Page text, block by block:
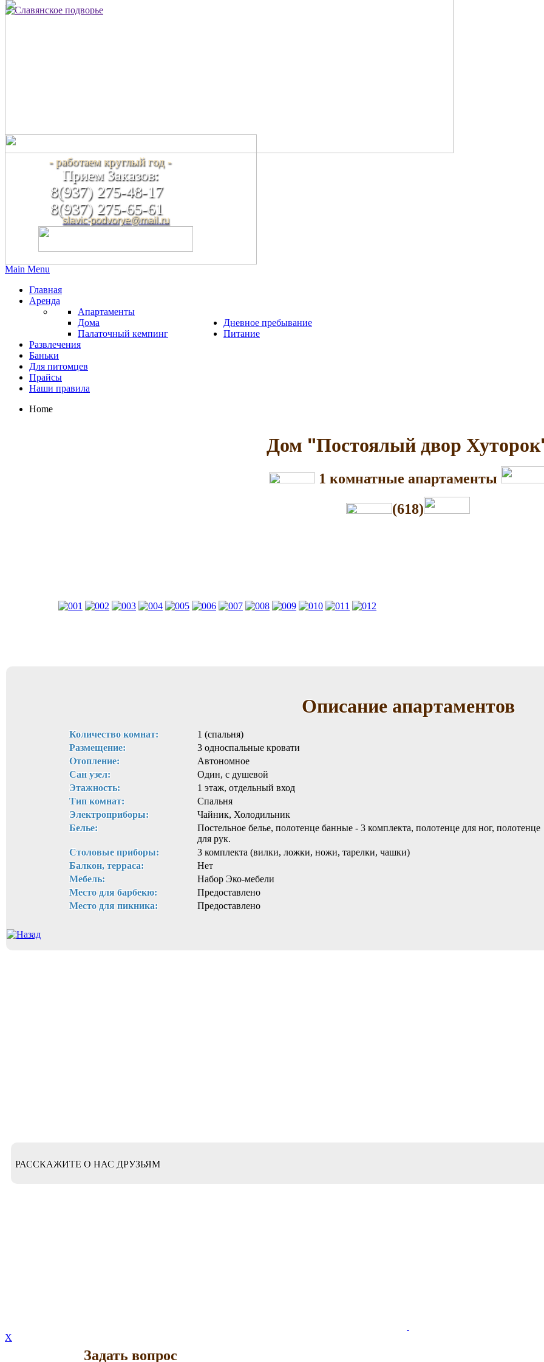
- работаем круглый год -
Прием Заказов:
8(937) 275-48-17
8(937) 275-65-61
slavic-podvorye@mail.ru
Main Menu
Главная
Аренда
Апартаменты
Дома
Палаточный кемпинг
Дневное пребывание
Питание
Развлечения
Баньки
Для питомцев
Прайсы
Наши правила
Home
Дом "Постоялый двор Хуторок
1 комнатные апартаменты
(618)
Описание апартаментов
Количество комнат:
1 (спальня)
Размещение:
3 односпальные кровати
Отопление:
Автономное
Сан узел:
Один, с душевой
Этажность:
1 этаж, отдельный вход
Тип комнат:
Спальня
Электроприборы:
Чайник, Холодильник
Белье:
Постельное белье, полотенце банные - 3 комплекта, полотенце для ног, полотенце
для рук.
Столовые приборы:
3 комплекта (вилки, ложки, ножи, тарелки, чашки)
Балкон, терраса:
Нет
Мебель:
Набор Эко-мебели
Место для барбекю:
Предоставлено
Место для пикника:
Предоставлено
РАССКАЖИТЕ О НАС ДРУЗЬЯМ
X
Задать вопрос